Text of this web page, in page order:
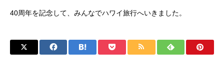
40周年を記念して、みんなでハワイ旅行へいきました。